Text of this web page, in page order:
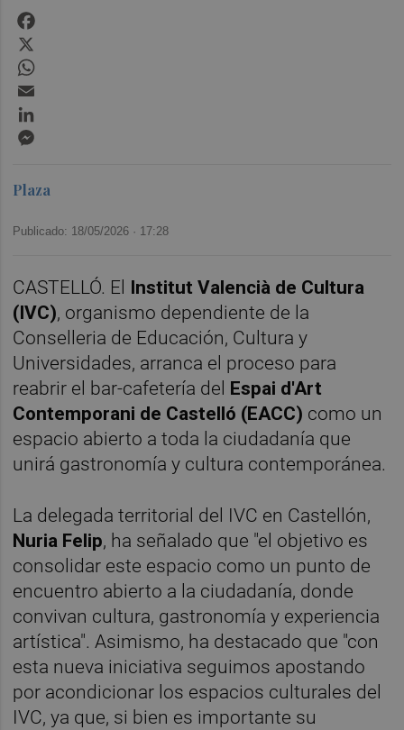
Plaza
Publicado: 18/05/2026 · 17:28
CASTELLÓ. El Institut Valencià de Cultura
(IVC), organismo dependiente de la
Conselleria de Educación, Cultura y
Universidades, arranca el proceso para
reabrir el bar-cafetería del Espai d'Art
Contemporani de Castelló (EACC) como un
espacio abierto a toda la ciudadanía que
unirá gastronomía y cultura contemporánea.
La delegada territorial del IVC en Castellón,
Nuria Felip, ha señalado que "el objetivo es
consolidar este espacio como un punto de
encuentro abierto a la ciudadanía, donde
convivan cultura, gastronomía y experiencia
artística". Asimismo, ha destacado que "con
esta nueva iniciativa seguimos apostando
por acondicionar los espacios culturales del
IVC, ya que, si bien es importante su